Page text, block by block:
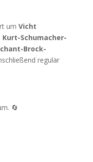
um Vicht
Kurt-Schumacher-
Brock-
regulär
🔄